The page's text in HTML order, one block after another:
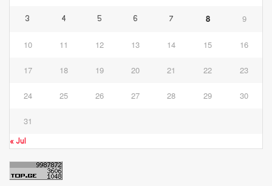
3 4 5 6 7 8 9
10 11 12 13 14 15 16
17 18 19 20 21 22 23
24 25 26 27 28 29 30
31
« Jul